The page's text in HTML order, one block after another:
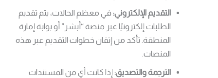
التقديم الإلكتروني: في معظم الحالات، يتم تقديم
الطلبات إلكترونيًا عبر منصة “أبشر” أو بوابة إمارة
المنطقة. تأكد من إتقان خطوات التقديم عبر هذه
المنصات.
الترجمة والتصديق: إذا كانت أي من المستندات